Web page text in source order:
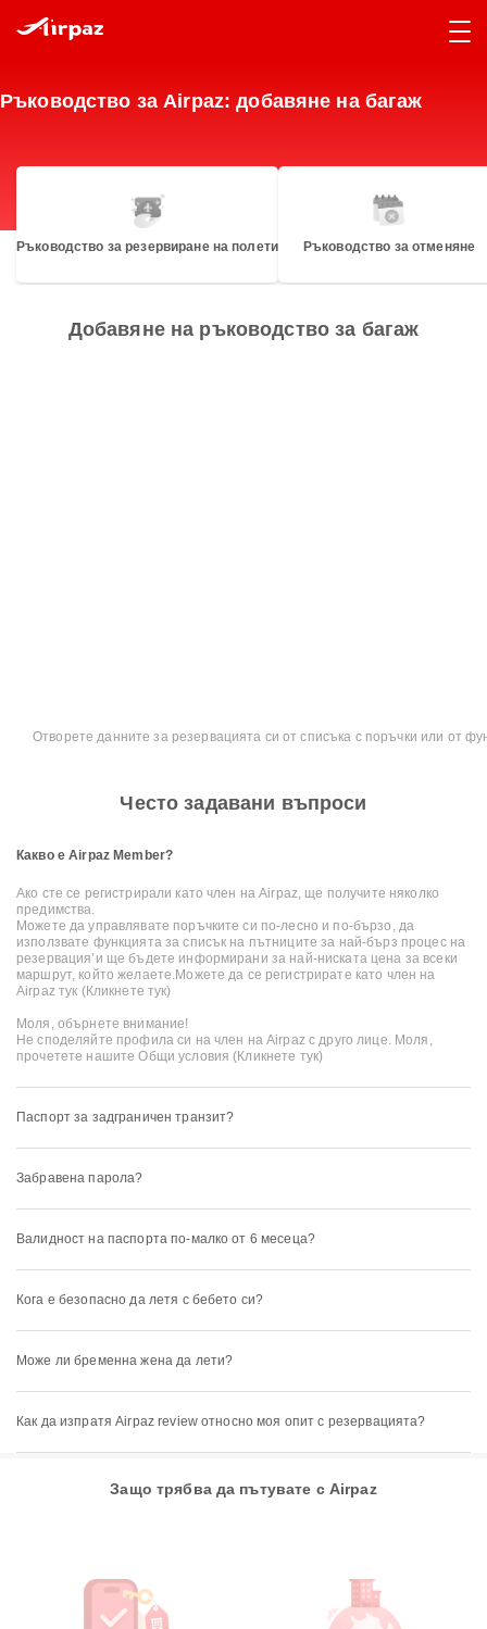
Ръководство за Airpaz: добавяне на багаж
Ръководство за резервиране на полети Ръководство за отменяне
Добавяне на ръководство за багаж
Отворете данните за резервацията си от списъка с поръчки или от
Често задавани въпроси
Какво е Airpaz Member?
Ако сте се регистрирали като член на Airpaz, ще получите няколко
предимства.
Можете да управлявате поръчките си по-лесно и по-бързо, да
използвате функцията за списък на пътниците за най-бърз процес на
резервация’и ще бъдете информирани за най-ниската цена за всеки
маршрут, който желаете.Можете да се регистрирате като член на
Airpaz тук (Кликнете тук)
Моля, обърнете внимание!
Не споделяйте профила си на член на Airpaz с друго лице. Моля,
прочетете нашите Общи условия (Кликнете тук)
Паспорт за задграничен транзит?
Забравена парола?
Валидност на паспорта по-малко от 6 месеца?
Кога е безопасно да летя с бебето си?
Може ли бременна жена да лети?
Как да изпратя Airpaz review относно моя опит с резервацията?
Защо трябва да пътувате с Airpaz